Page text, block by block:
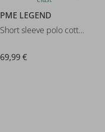
PME LEGEND
Short sleeve polo cotton elast
69,99 €